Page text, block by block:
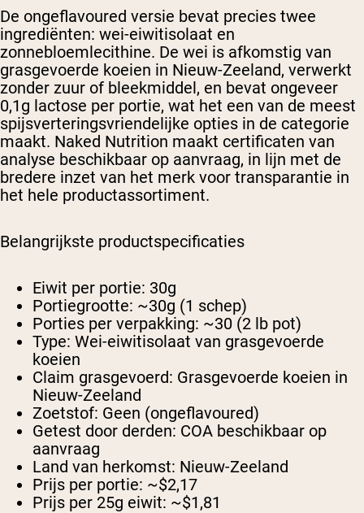
De ongeflavoured versie bevat precies twee
ingrediënten: wei-eiwitisolaat en
zonnebloemlecithine. De wei is afkomstig van
grasgevoerde koeien in Nieuw-Zeeland, verwerkt
zonder zuur of bleekmiddel, en bevat ongeveer
0,1g lactose per portie, wat het een van de meest
spijsverteringsvriendelijke opties in de categorie
maakt. Naked Nutrition maakt certificaten van
analyse beschikbaar op aanvraag, in lijn met de
bredere inzet van het merk voor transparantie in
het hele productassortiment.
Belangrijkste productspecificaties
Eiwit per portie: 30g
Portiegrootte: ~30g (1 schep)
Porties per verpakking: ~30 (2 lb pot)
Type: Wei-eiwitisolaat van grasgevoerde
koeien
Claim grasgevoerd: Grasgevoerde koeien in
Nieuw-Zeeland
Zoetstof: Geen (ongeflavoured)
Getest door derden: COA beschikbaar op
aanvraag
Land van herkomst: Nieuw-Zeeland
Prijs per portie: ~$2,17
Prijs per 25g eiwit: ~$1,81